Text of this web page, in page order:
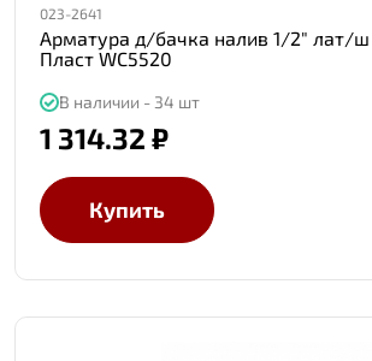
023-2641
Арматура д/бачка налив 1/2" лат/
Пласт WC5520
В наличии - 34 шт
1 314.32 ₽
Купить